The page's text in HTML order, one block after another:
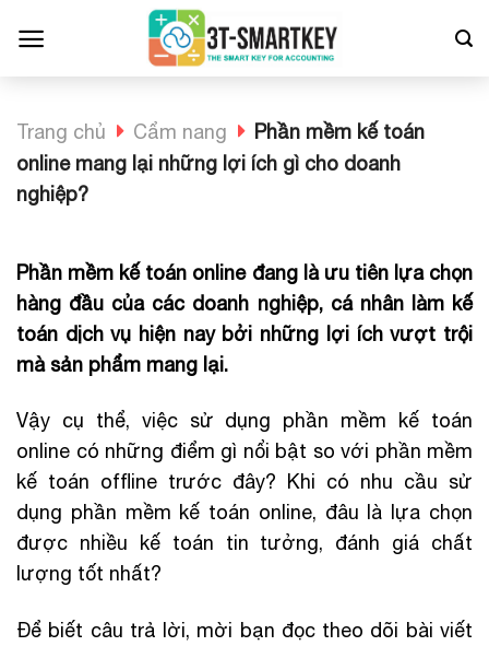
qua
Trang chủ Cẩm nang
Phần mềm kế toán
online mang lại những lợi ích gì cho doanh
nghiệp?
Phần mềm kế toán online đang là ưu tiên lựa chọn
hàng đầu của các doanh nghiệp, cá nhân làm kế
toán dịch vụ hiện nay bởi những lợi ích vượt trội
mà sản phẩm mang lại.
Vậy cụ thể, việc sử dụng phần mềm kế toán
online có những điểm gì nổi bật so với phần mềm
kế toán offline trước đây? Khi có nhu cầu sử
dụng phần mềm kế toán online, đâu là lựa chọn
được nhiều kế toán tin tưởng, đánh giá chất
lượng tốt nhất?
Để biết câu trả lời, mời bạn đọc theo dõi bài viết